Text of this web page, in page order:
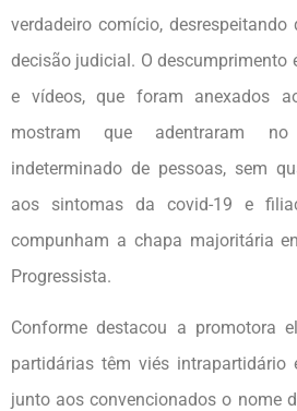
verdadeiro comício,
decisão judicial. O descumprimento
e vídeos, que foram anexados
mostram que adentraram
indeterminado de pessoas, sem
aos sintomas da covid-19 e
compunham a chapa majoritária
Progressista.
Conforme destacou a promotora
partidárias têm viés intrapartidário
junto aos convencionados o nome